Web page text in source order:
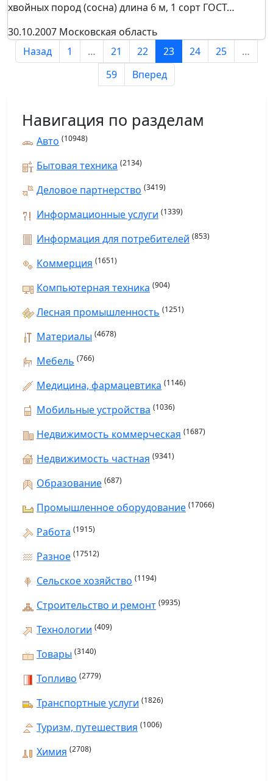
хвойных пород (сосна) длина 6 м, 1 сорт ГОСТ…
30.10.2007 Московская область
Назад
1 … 21 22 23 24 25
…
59
Вперед
Навигация по разделам
Авто (10948)
Бытовая техника (2134)
Деловое партнерство (3419)
Информационные услуги (1339)
Информация для потребителей (853)
Коммерция (1651)
Компьютерная техника (904)
Лесная промышленность (1251)
Материалы (4678)
Мебель (766)
Медицина, фармацевтика (1146)
Мобильные устройства (1036)
Недвижимость коммерческая (1687)
Недвижимость частная (9341)
Образование (687)
Промышленное оборудование (17066)
Работа (1915)
Разное (17512)
Сельское хозяйство (1194)
Строительство и ремонт (9935)
Технологии (409)
Товары (3140)
Топливо (2779)
Транспортные услуги (1826)
Туризм, путешествия (1006)
Химия (2708)